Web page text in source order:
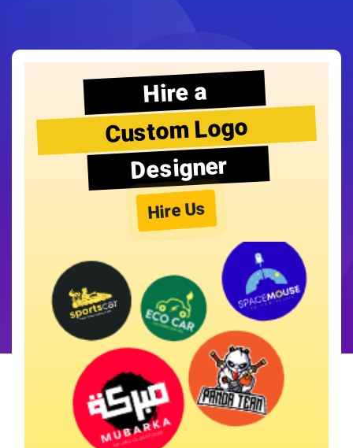
Hire a
Custom Logo
Designer
Hire Us